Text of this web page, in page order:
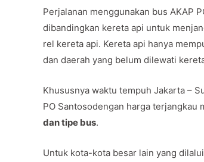
Perjalanan menggunakan bus AKAP
dibandingkan kereta api untuk
rel kereta api. Kereta api hanya
dan daerah yang belum dilewati
Khususnya waktu tempuh Jakarta –
PO Santosodengan harga terjangkau
dan tipe bus.
Untuk kota-kota besar lain yang